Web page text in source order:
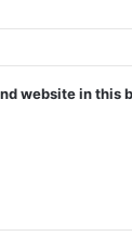
website in this